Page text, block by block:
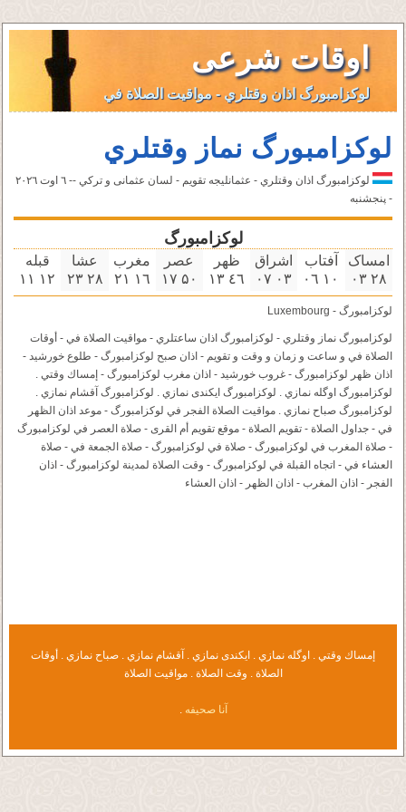
اوقات شرعی
لوکزامبورگ اذان وقتلري - مواقيت الصلاة في
لوکزامبورگ نماز وقتلري
لوکزامبورگ اذان وقتلري - عثمانليجه تقویم - لسان عثمانى و تركي -- ٦ اوت ۲۰۲٦
- پنجشنبه
لوکزامبورگ
امساک
۲٨ ۰۳
آفتاب
۱۰ ۰٦
اشراق
۰۳ ۰٧
ظهر
٤٦ ۱۳
عصر
۵۰ ۱٧
مغرب
۱٦ ۲۱
عشا
۲٨ ۲۳
قبله
۱۲ ۱۱
لوکزامبورگ - Luxembourg
لوکزامبورگ نماز وقتلري - لوکزامبورگ اذان ساعتلري - مواقيت الصلاة في - أوقات
الصلاة في و ساعت و زمان و وقت و تقویم - اذان صبح لوکزامبورگ - طلوع خورشید -
اذان ظهر لوکزامبورگ - غروب خورشید - اذان مغرب لوکزامبورگ - إمساك وقتي .
لوکزامبورگ اوگله نمازي . لوکزامبورگ ايكندى نمازي . لوکزامبورگ آقشام نمازي .
لوکزامبورگ صباح نمازي . مواقيت الصلاة الفجر في لوکزامبورگ - موعد اذان الظهر
في - جداول الصلاة - تقويم الصلاة - موقع تقويم أم القرى - صلاة العصر في لوکزامبورگ
- صلاة المغرب في لوکزامبورگ - صلاة في لوکزامبورگ - صلاة الجمعة في - صلاة
العشاء في - اتجاه القبلة في لوکزامبورگ - وقت الصلاة لمدينة لوکزامبورگ - اذان
الفجر - اذان المغرب - اذان الظهر - اذان العشاء
إمساك وقتي . اوگله نمازي . ايكندى نمازي . آقشام نمازي . صباح نمازي . أوقات
الصلاة . وقت الصلاة . مواقيت الصلاة
آنا صحيفه .